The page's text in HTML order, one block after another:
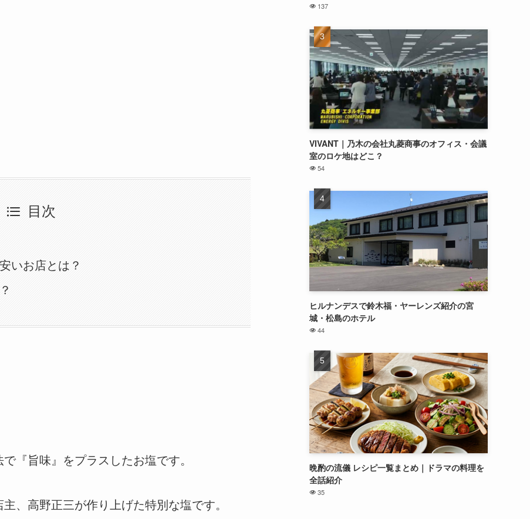
目次
いお店とは？
『旨味』をプラスしたお塩です。
高野正三が作り上げた特別な塩です。
137
VIVANT｜乃木の会社丸菱商事のオフィス・会議
室のロケ地はどこ？
54
ヒルナンデスで鈴木福・ヤーレンズ紹介の宮
城・松島のホテル
44
晩酌の流儀 レシピ一覧まとめ｜ドラマの料理を
全話紹介
35